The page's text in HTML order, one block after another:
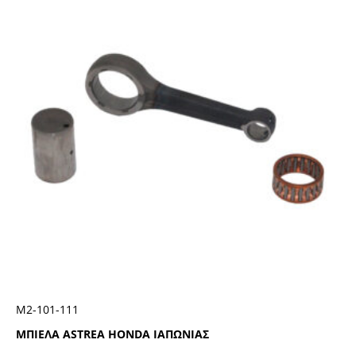
ΜΠΙΕΛΑ ASTREA HONDA ΙΑΠΩΝΙΑΣ
Μ2-101-111